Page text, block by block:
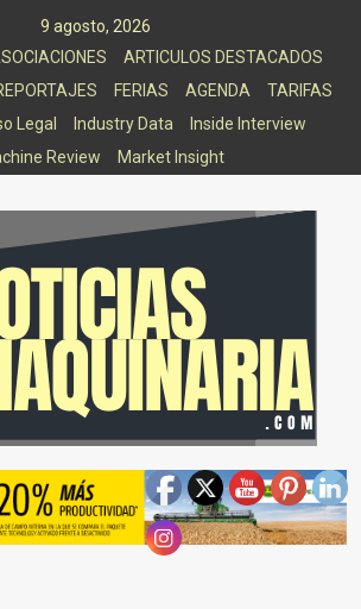
9 agosto, 2026
ARTICULOS DESTACADOS
FERIAS AGENDA
TARIFAS
Legal
Industry Data
Inside Interview
Review
Market Insight